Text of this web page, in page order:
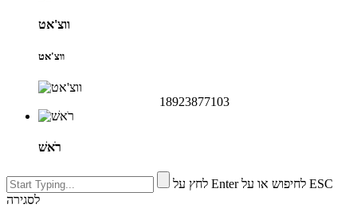
ווצ'אט
ווצ'אט
18923877103
רֹאשׁ
לחץ על Enter לחיפוש או על ESC
לסגירה